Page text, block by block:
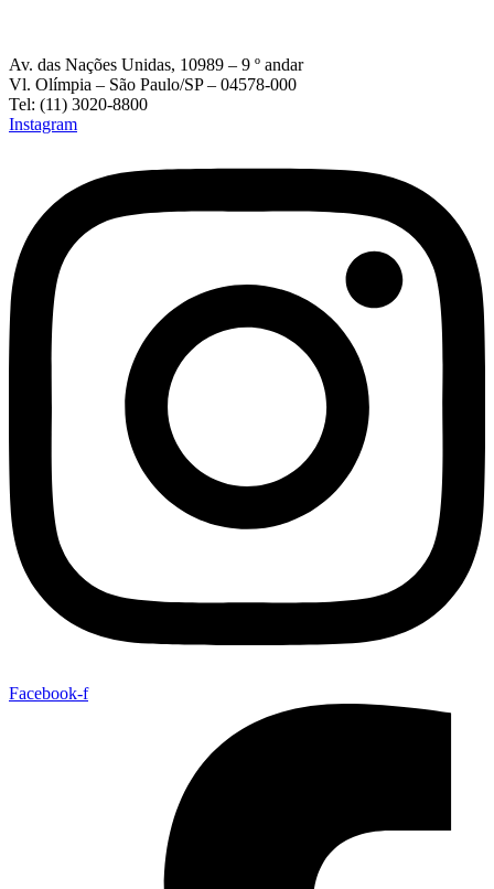
Av. das Nações Unidas, 10989 – 9 º andar
Vl. Olímpia – São Paulo/SP – 04578-000
Tel: (11) 3020-8800
Instagram
Facebook-f